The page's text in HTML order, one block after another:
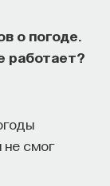
о погоде.
работает?
не смог
что